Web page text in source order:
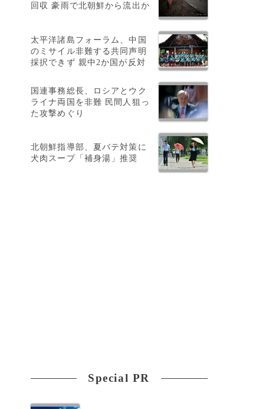
回収 豪雨で北朝鮮から流出か
太平洋諸島フォーラム、中国
のミサイル非難する共同声明
採択できず 親中2か国が反対
国連事務総長、ロシアとウク
ライナ両国を非難 民間人狙っ
た攻撃めぐり
北朝鮮指導部、夏バテ対策に
犬肉スープ「補身湯」推奨
Special PR